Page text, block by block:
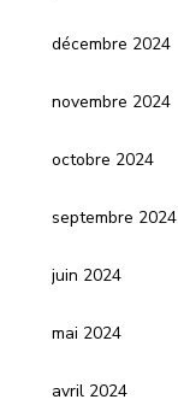
décembre 2024
novembre 2024
octobre 2024
septembre 2024
juin 2024
mai 2024
avril 2024